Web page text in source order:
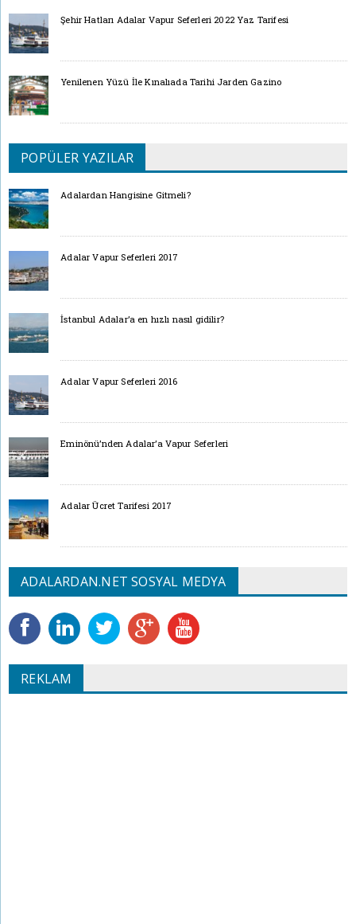
Şehir Hatları Adalar Vapur Seferleri 2022 Yaz Tarifesi
Yenilenen Yüzü İle Kınalıada Tarihi Jarden Gazino
POPÜLER YAZILAR
Adalardan Hangisine Gitmeli?
Adalar Vapur Seferleri 2017
İstanbul Adalar’a en hızlı nasıl gidilir?
Adalar Vapur Seferleri 2016
Eminönü’nden Adalar’a Vapur Seferleri
Adalar Ücret Tarifesi 2017
ADALARDAN.NET SOSYAL MEDYA
REKLAM